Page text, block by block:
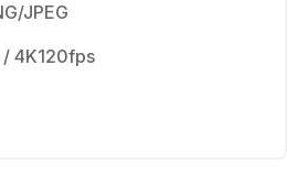
JPEG
4K120fps